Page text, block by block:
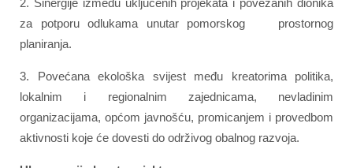
2. Sinergije između uključenih projekata i povezanih dionika
za potporu odlukama unutar pomorskog prostornog
planiranja.
3. Povećana ekološka svijest među kreatorima politika,
lokalnim i regionalnim zajednicama, nevladinim
organizacijama, općom javnošću, promicanjem i provedbom
aktivnosti koje će dovesti do održivog obalnog razvoja.